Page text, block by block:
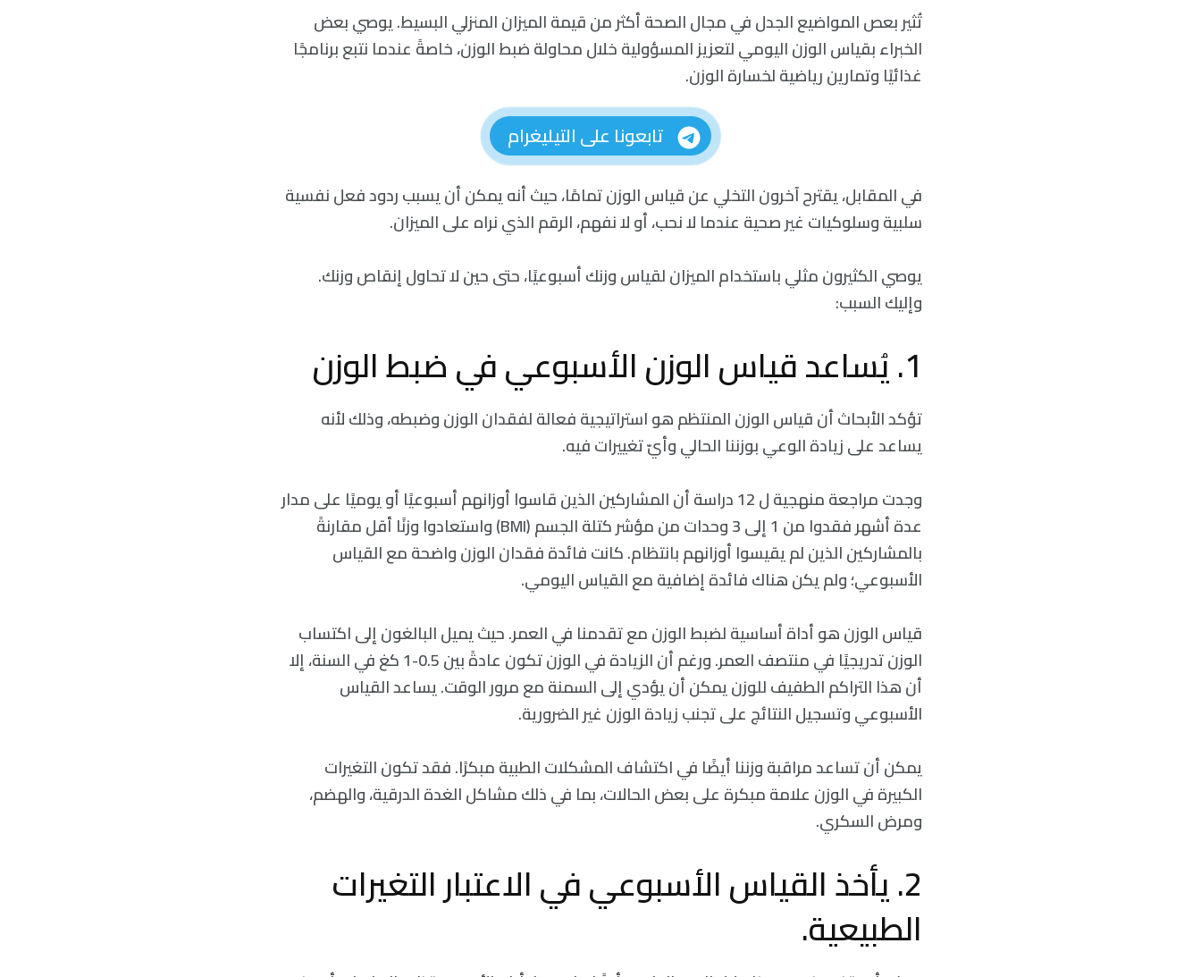
تُثير بعص المواضيع الجدل في مجال الصحة أكثر من قيمة الميزان المنزلي البسيط. يوصي بعض
الخبراء بقياس الوزن اليومي لتعزيز المسؤولية خلال محاولة ضبط الوزن، خاصةً عندما نتبع برنامجًا
غذائيًا وتمارين رياضية لخسارة الوزن.
تابعونا على التيليغرام
في المقابل، يقترح آخرون التخلي عن قياس الوزن تمامًا، حيث أنه يمكن أن يسبب ردود فعل نفسية
سلبية وسلوكيات غير صحية عندما لا نحب، أو لا نفهم، الرقم الذي نراه على الميزان.
يوصي الكثيرون مثلي باستخدام الميزان لقياس وزنك أسبوعيًا، حتى حين لا تحاول إنقاص وزنك.
وإليك السبب:
1. يُساعد قياس الوزن الأسبوعي في ضبط الوزن
تؤكد الأبحاث أن قياس الوزن المنتظم هو استراتيجية فعالة لفقدان الوزن وضبطه، وذلك لأنه
يساعد على زيادة الوعي بوزننا الحالي وأيّ تغييرات فيه.
وجدت مراجعة منهجية ل 12 دراسة أن المشاركين الذين قاسوا أوزانهم أسبوعيًا أو يوميًا على مدار
عدة أشهر فقدوا من 1 إلى 3 وحدات من مؤشر كتلة الجسم (BMI) واستعادوا وزنًا أقل مقارنةً
بالمشاركين الذين لم يقيسوا أوزانهم بانتظام. كانت فائدة فقدان الوزن واضحة مع القياس
الأسبوعي؛ ولم يكن هناك فائدة إضافية مع القياس اليومي.
قياس الوزن هو أداة أساسية لضبط الوزن مع تقدمنا في العمر. حيث يميل البالغون إلى اكتساب
الوزن تدريجيًا في منتصف العمر. ورغم أن الزيادة في الوزن تكون عادةً بين 0.5-1 كغ في السنة، إلا
أن هذا التراكم الطفيف للوزن يمكن أن يؤدي إلى السمنة مع مرور الوقت. يساعد القياس
الأسبوعي وتسجيل النتائج على تجنب زيادة الوزن غير الضرورية.
يمكن أن تساعد مراقبة وزننا أيضًا في اكتشاف المشكلات الطبية مبكرًا. فقد تكون التغيرات
الكبيرة في الوزن علامة مبكرة على بعض الحالات، بما في ذلك مشاكل الغدة الدرقية، والهضم،
ومرض السكري.
2. يأخذ القياس الأسبوعي في الاعتبار التغيرات
الطبيعية.